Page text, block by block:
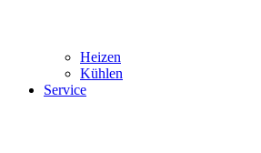
Heizen
Kühlen
Service